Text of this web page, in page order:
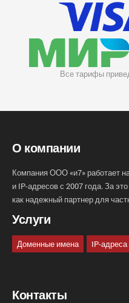
Все тарифы
О компании
Компания ООО «и7» работает
и IP-адресов с 2007 года. За
как надежный партнер для
Услуги
Доменные имена IP-адреса
Контакты